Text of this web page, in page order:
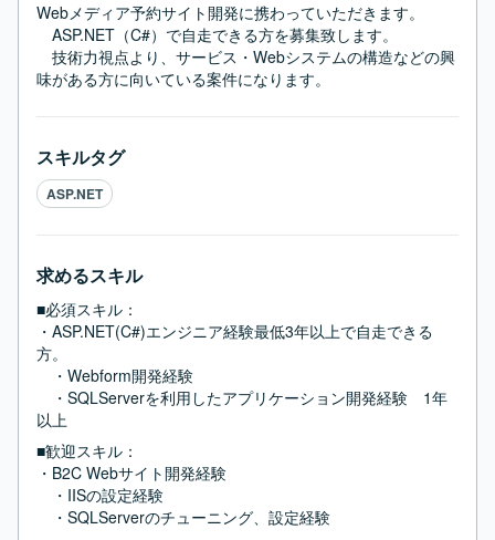
Webメディア予約サイト開発に携わっていただきます。
ASP.NET（C#）で自走できる方を募集致します。
技術力視点より、サービス・Webシステムの構造などの興
味がある方に向いている案件になります。
スキルタグ
ASP.NET
求めるスキル
■必須スキル：
・ASP.NET(C#)エンジニア経験最低3年以上で自走できる
方。
・Webform開発経験
・SQLServerを利用したアプリケーション開発経験　1年
以上
■歓迎スキル：
・B2C Webサイト開発経験
・IISの設定経験
・SQLServerのチューニング、設定経験